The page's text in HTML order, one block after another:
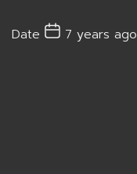
Date 7 years ago